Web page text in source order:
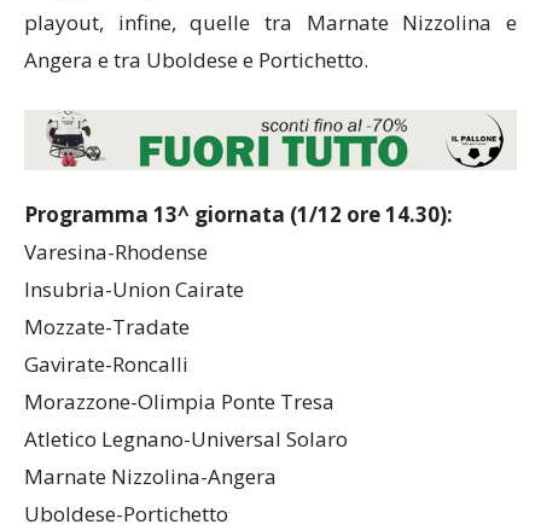
playout, infine, quelle tra Marnate Nizzolina e
Angera e tra Uboldese e Portichetto.
Programma 13^ giornata (1/12 ore 14.30):
Varesina-Rhodense
Insubria-Union Cairate
Mozzate-Tradate
Gavirate-Roncalli
Morazzone-Olimpia Ponte Tresa
Atletico Legnano-Universal Solaro
Marnate Nizzolina-Angera
Uboldese-Portichetto